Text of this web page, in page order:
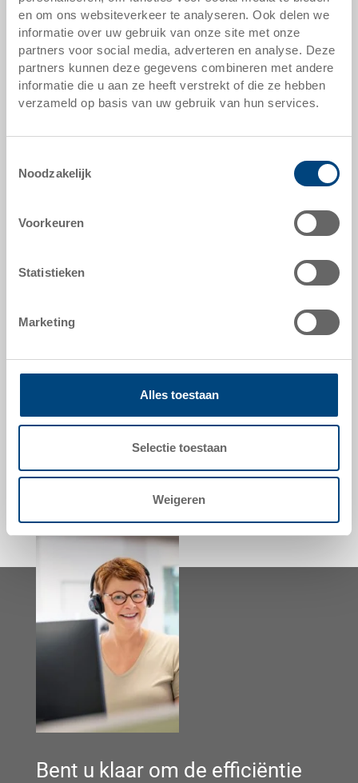
en om ons websiteverkeer te analyseren. Ook delen we
informatie over uw gebruik van onze site met onze
partners voor social media, adverteren en analyse. Deze
partners kunnen deze gegevens combineren met andere
informatie die u aan ze heeft verstrekt of die ze hebben
verzameld op basis van uw gebruik van hun services.
Noodzakelijk
Voorkeuren
Statistieken
Marketing
Alles toestaan
Selectie toestaan
Weigeren
kleur
80-151-1.9050
leveringstijd
prijs
Bent u klaar om de efficiëntie